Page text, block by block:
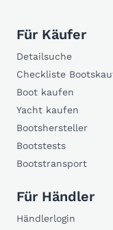
Für Käufer
Detailsuche
Checkliste
Boot kaufen
Yacht kaufen
Bootshersteller
Bootstests
Bootstransport
Für Händler
Händlerlogin